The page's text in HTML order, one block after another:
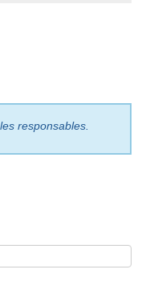
responsables.